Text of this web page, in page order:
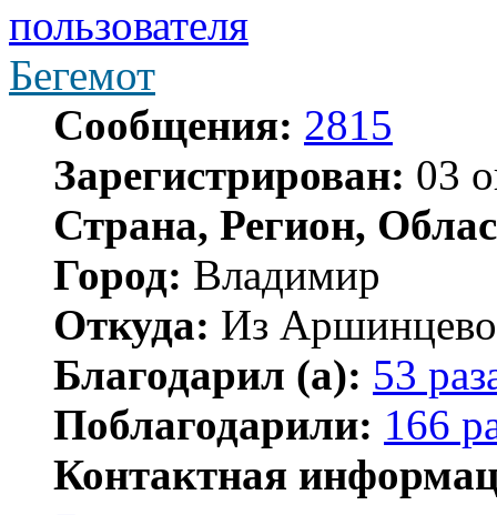
Бегемот
Сообщения: 2815
Зарегистрирован: 03
Страна, Регион,
Город: Владимир
Откуда: Из
Благодарил (а): 53
Поблагодарили: 166
Контактная